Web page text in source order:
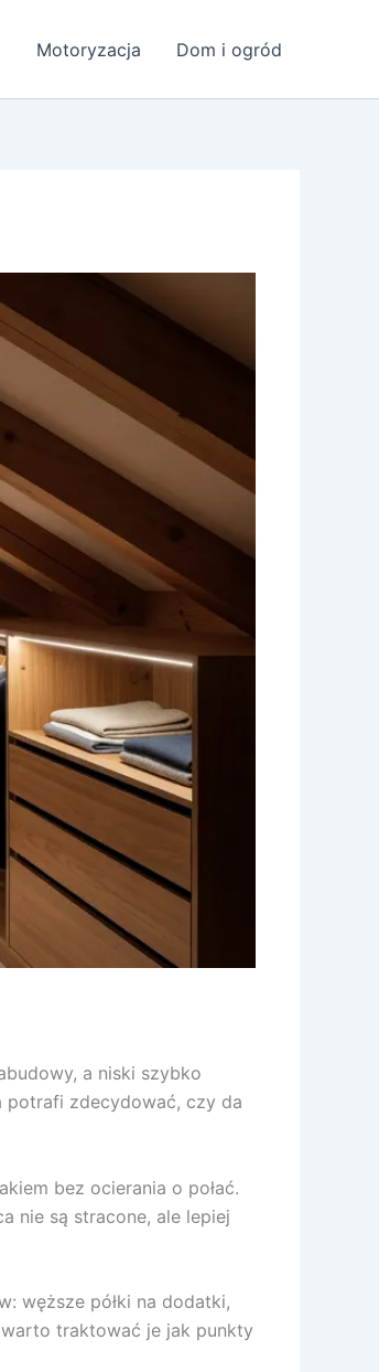
Motoryzacja Dom i ogród
a niski szybko
potrafi zdecydować, czy da
bez ocierania o połać.
nie są stracone, ale lepiej
węższe półki na dodatki,
warto traktować je jak punkty